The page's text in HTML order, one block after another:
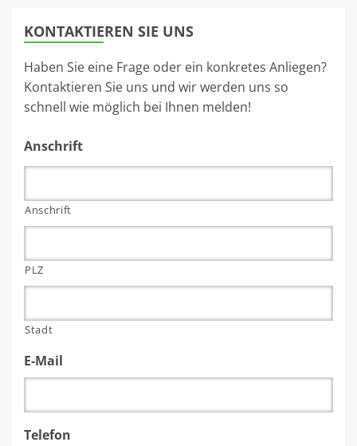
KONTAKTIEREN SIE UNS
Haben Sie eine Frage oder ein konkretes Anliegen?
Kontaktieren Sie uns und wir werden uns so
schnell wie möglich bei Ihnen melden!
Anschrift
Anschrift
PLZ
Stadt
E-Mail
Telefon